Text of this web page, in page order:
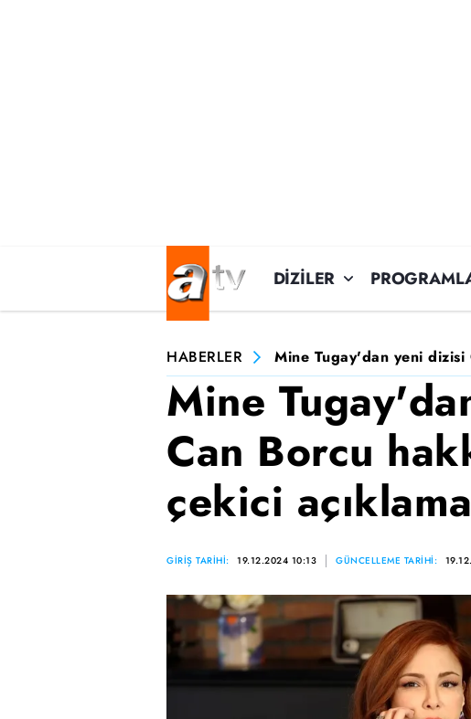
DİZİLER
HABERLER Mine Tugay'dan yeni dizisi
Mine
Can Borcu
çekici
GİRİŞ TARİHİ: 19.12.2024 10:13 GÜNCELLEME TARİHİ: